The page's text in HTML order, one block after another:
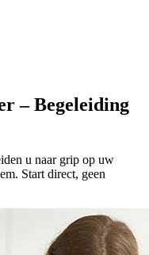
– Begeleiding
u naar grip op uw
Start direct, geen